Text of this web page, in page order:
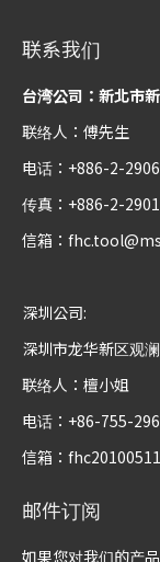
联系我们
台湾公司：新北市
联络人：傅先生
电话：+886-2-
传真：+886-2-
信箱：
深圳公司:
深圳市龙华新区观
联络人：檀小姐
电话：+86-755-
信箱：
邮件订阅
如果您对我们的产